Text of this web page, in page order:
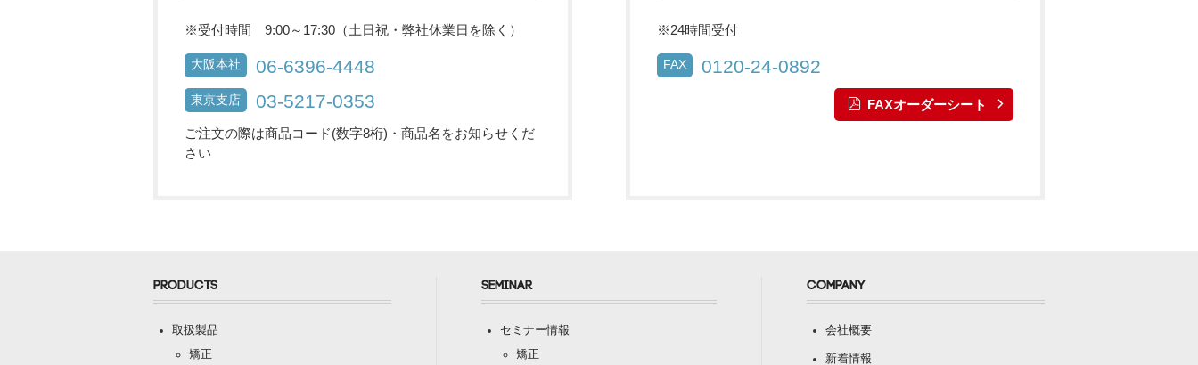
※受付時間 9:00～17:30（土日祝・弊社休業日を除く）
大阪本社 06-6396-4448
東京支店 03-5217-0353
ご注文の際は商品コード(数字8桁)・商品名をお知らせくだ
さい
※24時間受付
FAX 0120-24-0892
FAXオーダーシート
PRODUCTS
取扱製品
矯正
SEMINAR
セミナー情報
矯正
COMPANY
会社概要
新着情報